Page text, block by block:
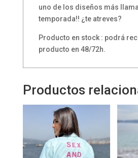
uno de los diseños más
temporada!! ¿te atreves?
Producto en stock : podrá
producto en 48/72h.
Productos